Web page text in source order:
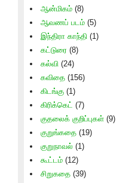
ஆன்மிகம்(8)
ஆவணப் படம்(5)
இந்திரா காந்தி(1)
கட்டுரை (8)
கல்வி(24)
கவிதை(156)
கிடங்கு(1)
கிரிக்கெட் (7)
குதலைக் குறிப்புகள்(9)
குறுங்கதை(19)
குறுநாவல் (1)
கூட்டம்(12)
சிறுகதை(39)